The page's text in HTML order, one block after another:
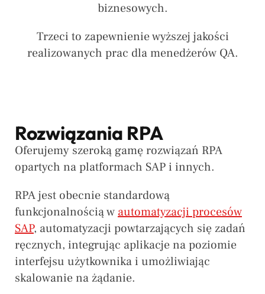
biznesowych.
Trzeci to zapewnienie wyższej jakości
realizowanych prac dla menedżerów QA.
Rozwiązania RPA
Oferujemy szeroką gamę rozwiązań RPA
opartych na platformach SAP i innych.
RPA jest obecnie standardową
funkcjonalnością w automatyzacji procesów
SAP, automatyzacji powtarzających się zadań
ręcznych, integrując aplikacje na poziomie
interfejsu użytkownika i umożliwiając
skalowanie na żądanie.